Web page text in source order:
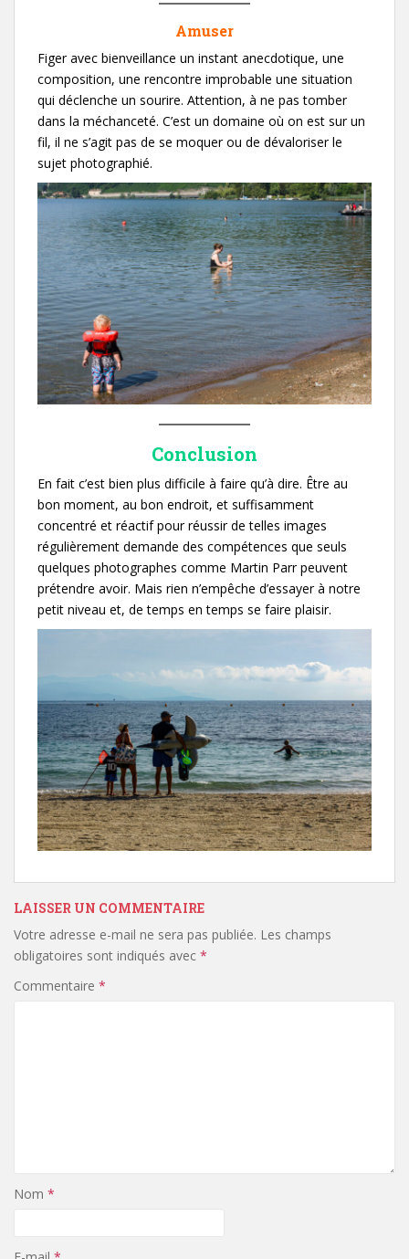
Amuser
Figer avec bienveillance un instant anecdotique, une
composition, une rencontre improbable une situation
qui déclenche un sourire. Attention, à ne pas tomber
dans la méchanceté. C’est un domaine où on est sur un
fil, il ne s’agit pas de se moquer ou de dévaloriser le
sujet photographié.
Conclusion
En fait c’est bien plus difficile à faire qu’à dire. Être au
bon moment, au bon endroit, et suffisamment
concentré et réactif pour réussir de telles images
régulièrement demande des compétences que seuls
quelques photographes comme Martin Parr peuvent
prétendre avoir. Mais rien n’empêche d’essayer à notre
petit niveau et, de temps en temps se faire plaisir.
LAISSER UN COMMENTAIRE
Votre adresse e-mail ne sera pas publiée. Les champs
obligatoires sont indiqués avec *
Commentaire *
Nom *